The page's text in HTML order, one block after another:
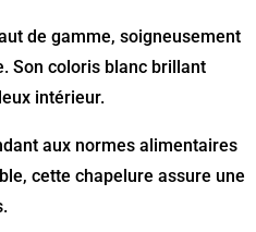
de gamme, soigneusement
Son coloris blanc brillant
intérieur.
aux normes alimentaires
cette chapelure assure une